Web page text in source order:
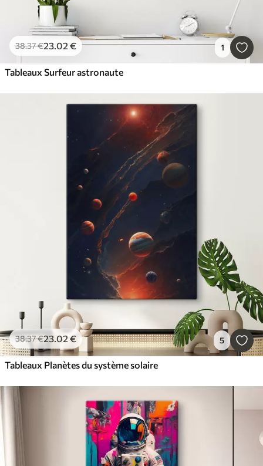
38.37€23.02 € 1
Tableaux Surfeur astronaute
38.37€23.02 € 5
Tableaux Planètes du système solaire